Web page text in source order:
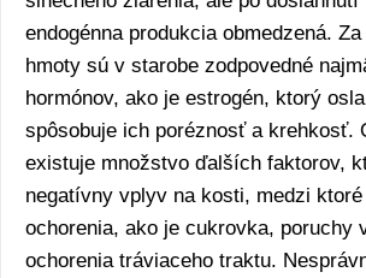
endogénna produkcia obmedzená.
hmoty sú v starobe zodpovedné
hormónov, ako je estrogén, ktorý
spôsobuje ich poréznosť a krehkosť.
existuje množstvo ďalších faktorov,
negatívny vplyv na kosti, medzi
ochorenia, ako je cukrovka, poruchy
ochorenia tráviaceho traktu.